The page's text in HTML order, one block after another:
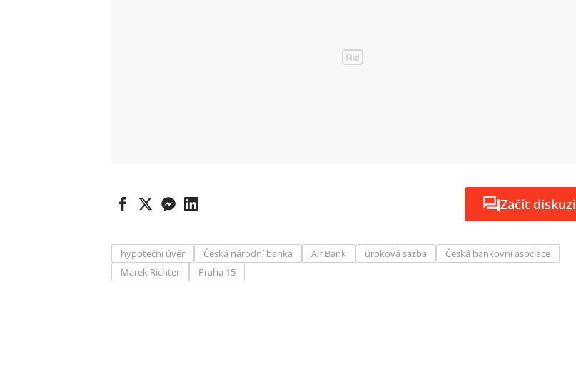
Začít diskuzi
hypoteční úvěr Česká národní banka Air Bank úroková sazba
Česká bankovní asociace
Marek Richter
Praha 15